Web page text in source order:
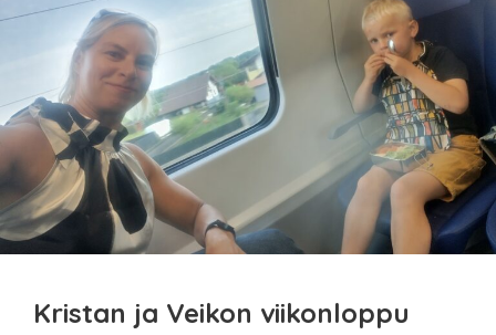
Kristan ja Veikon viikonloppu